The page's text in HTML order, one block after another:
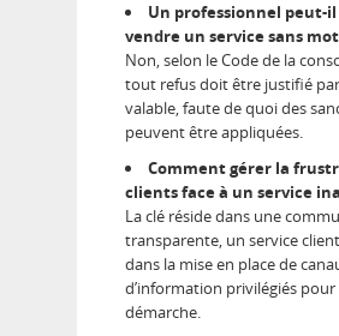
Un professionnel peut-
vendre un service sans
Non, selon le Code de la
tout refus doit être justifié
valable, faute de quoi des
peuvent être appliquées.
Comment gérer la
clients face à un service
La clé réside dans une
transparente, un service
dans la mise en place de
d’information privilégiés
démarche.